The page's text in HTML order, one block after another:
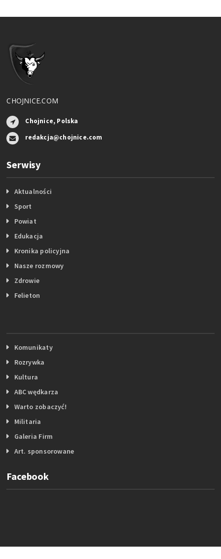
CHOJNICE.COM
Chojnice, Polska
redakcja@chojnice.com
Serwisy
Aktualności
Sport
Powiat
Edukacja
Kronika policyjna
Nasze rozmowy
Zdrowie
Felieton
Komunikaty
Rozrywka
Kultura
ABC wędkarza
Warto zobaczyć!
Militaria
Galeria Firm
Art. sponsorowane
Facebook